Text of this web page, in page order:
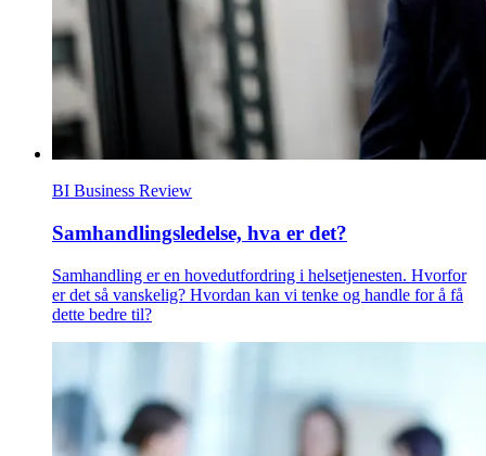
BI Business Review
Samhandlingsledelse, hva er det?
Samhandling er en hovedutfordring i helsetjenesten. Hvorfor
er det så vanskelig? Hvordan kan vi tenke og handle for å få
dette bedre til?